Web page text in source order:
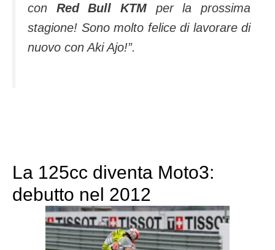
con Red Bull KTM per la prossima
stagione! Sono molto felice di lavorare di
nuovo con Aki Ajo!”.
La 125cc diventa Moto3:
debutto nel 2012